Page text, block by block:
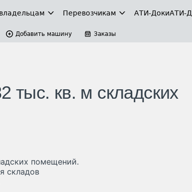
Перевозчикам АТИ-ДокиАТИ-
Добавить машину Заказы
тыс. кв. м складских
помещений.
складов